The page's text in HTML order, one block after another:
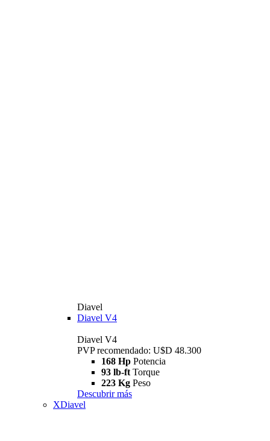
Diavel
Diavel V4
Diavel V4
PVP recomendado: U$D 48.300
168 Hp Potencia
93 lb-ft Torque
223 Kg Peso
Descubrir más
XDiavel